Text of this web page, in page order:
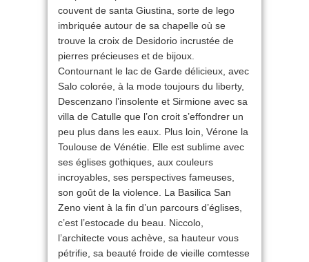
couvent de santa Giustina, sorte de lego
imbriquée autour de sa chapelle où se
trouve la croix de Desidorio incrustée de
pierres précieuses et de bijoux.
Contournant le lac de Garde délicieux, avec
Salo colorée, à la mode toujours du liberty,
Descenzano l’insolente et Sirmione avec sa
villa de Catulle que l’on croit s’effondrer un
peu plus dans les eaux. Plus loin, Vérone la
Toulouse de Vénétie. Elle est sublime avec
ses églises gothiques, aux couleurs
incroyables, ses perspectives fameuses,
son goût de la violence. La Basilica San
Zeno vient à la fin d’un parcours d’églises,
c’est l’estocade du beau. Niccolo,
l’architecte vous achève, sa hauteur vous
pétrifie, sa beauté froide de vieille comtesse